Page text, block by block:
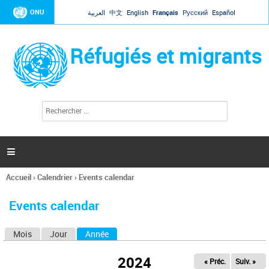
Jump to navigation
ONU العربية 中文 English Français Русский Español
Réfugiés et migrants
l
c
h
e

Vous
ici
Accueil›Calendrier› Events calendar
Events calendar
Mois Jour Année
2024 « Préc. Suiv. »